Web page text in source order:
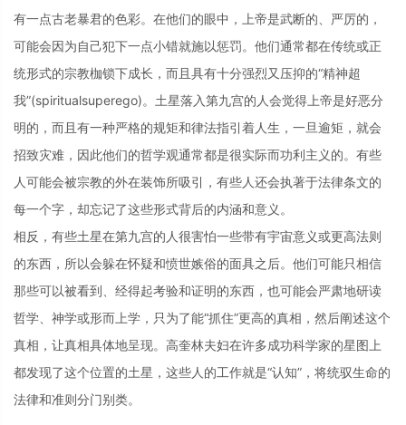
有一点古老暴君的色彩。在他们的眼中，上帝是武断的、严厉的，
可能会因为自己犯下一点小错就施以惩罚。他们通常都在传统或正
统形式的宗教枷锁下成长，而且具有十分强烈又压抑的“精神超
我”(spiritualsuperego)。土星落入第九宫的人会觉得上帝是好恶分
明的，而且有一种严格的规矩和律法指引着人生，一旦逾矩，就会
招致灾难，因此他们的哲学观通常都是很实际而功利主义的。有些
人可能会被宗教的外在装饰所吸引，有些人还会执著于法律条文的
每一个字，却忘记了这些形式背后的内涵和意义。
相反，有些土星在第九宫的人很害怕一些带有宇宙意义或更高法则
的东西，所以会躲在怀疑和愤世嫉俗的面具之后。他们可能只相信
那些可以被看到、经得起考验和证明的东西，也可能会严肃地研读
哲学、神学或形而上学，只为了能“抓住”更高的真相，然后阐述这个
真相，让真相具体地呈现。高奎林夫妇在许多成功科学家的星图上
都发现了这个位置的土星，这些人的工作就是“认知”，将统驭生命的
法律和准则分门别类。